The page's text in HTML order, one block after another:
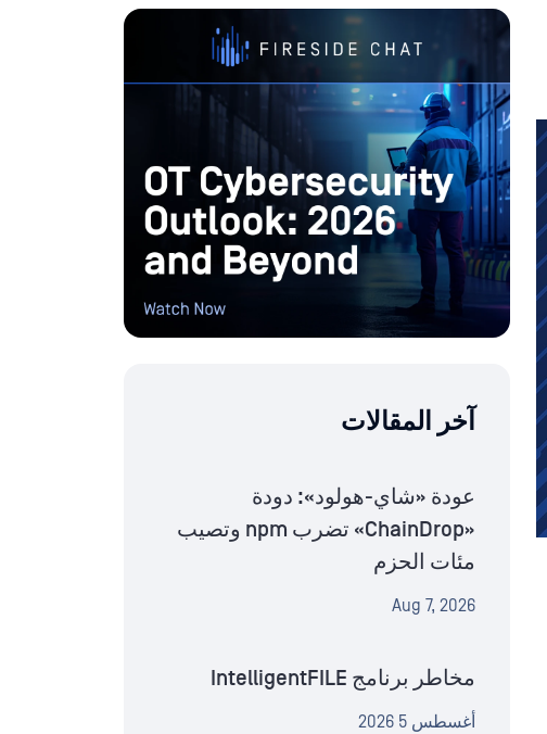
آخر المقالات
عودة «شاي-هولود»: دودة
«ChainDrop» تضرب npm وتصيب
مئات الحزم
Aug 7, 2026
مخاطر برنامج IntelligentFILE
أغسطس 5 2026